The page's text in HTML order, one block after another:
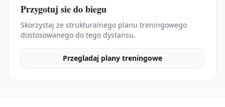
Przygotuj sie do biegu
Skorzystaj ze strukturalnego planu treningowego
dostosowanego do tego dystansu.
Przegladaj plany treningowe